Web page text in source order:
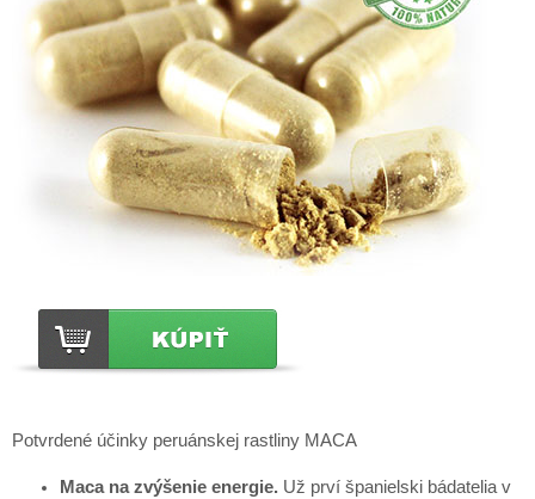
Potvrdené účinky peruánskej rastliny MACA
Maca na zvýšenie energie. Už prví španielski bádatelia v